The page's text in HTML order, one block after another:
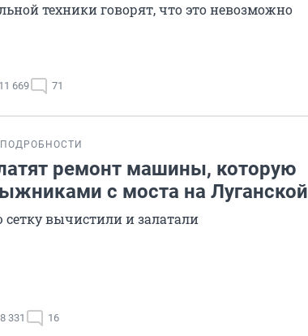
техники говорят, что это невозможно
11 669 71
ПОДРОБНОСТИ
ремонт машины, которую
с моста на Луганской
вычистили и залатали
8 331 16